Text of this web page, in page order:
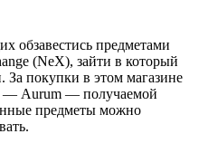
обзавестись предметами
(NeX), зайти в который
покупки в этом магазине
― Aurum ― получаемой
предметы можно